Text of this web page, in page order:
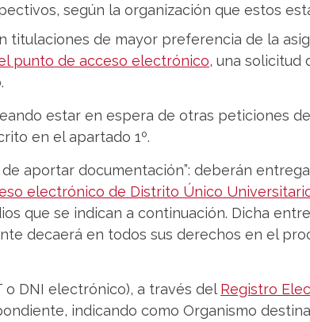
según la organización que estos
titulaciones de mayor preferencia de la
punto de acceso electrónico, una solicitud
estar en espera de otras peticiones
en el apartado 1º.
aportar documentación”: deberán
electrónico de Distrito Único
que se indican a continuación. Dicha
decaerá en todos sus derechos en el
DNI electrónico), a través del Registro
indicando como Organismo